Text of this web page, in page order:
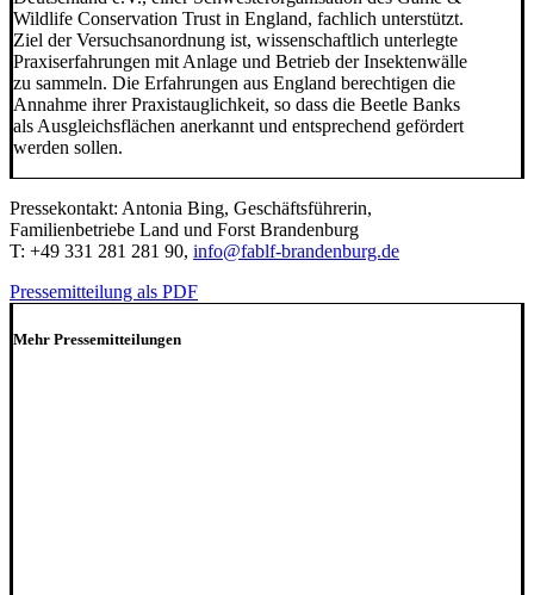
Wildlife Conservation Trust in England, fachlich unterstützt.
Ziel der Versuchsanordnung ist, wissenschaftlich unterlegte
Praxiserfahrungen mit Anlage und Betrieb der Insektenwälle
zu sammeln. Die Erfahrungen aus England berechtigen die
Annahme ihrer Praxistauglichkeit, so dass die Beetle Banks
als Ausgleichsflächen anerkannt und entsprechend gefördert
werden sollen.
Pressekontakt: Antonia Bing, Geschäftsführerin,
Familienbetriebe Land und Forst Brandenburg
T: +49 331 281 281 90, info@fablf-brandenburg.de
Pressemitteilung als PDF
Mehr Pressemitteilungen